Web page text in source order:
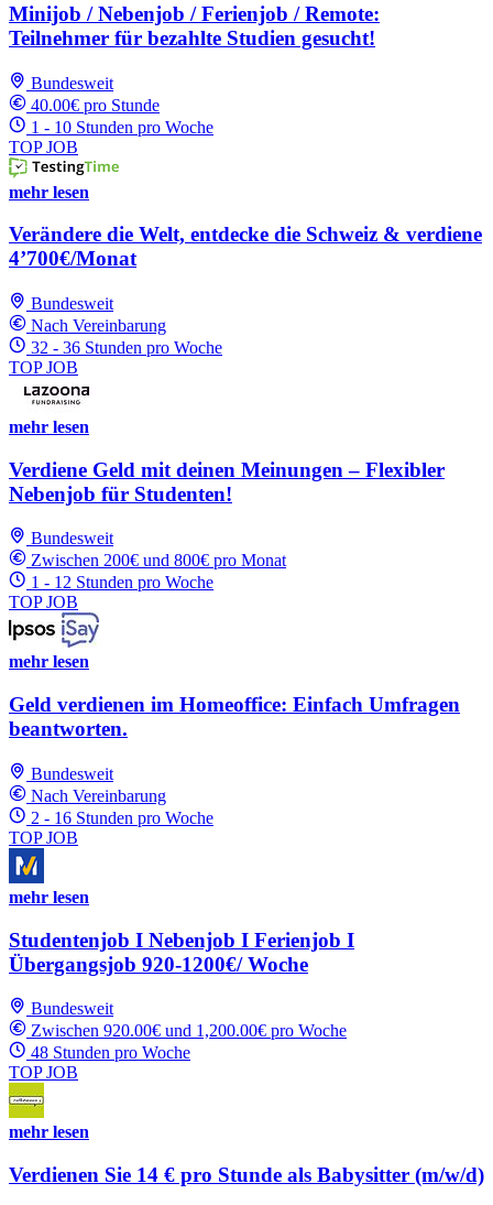
Minijob / Nebenjob / Ferienjob / Remote:
Teilnehmer für bezahlte Studien gesucht!
Bundesweit
40.00€ pro Stunde
1 - 10 Stunden pro Woche
TOP JOB
mehr lesen
Verändere die Welt, entdecke die Schweiz & verdiene
4’700€/Monat
Bundesweit
Nach Vereinbarung
32 - 36 Stunden pro Woche
TOP JOB
mehr lesen
Verdiene Geld mit deinen Meinungen – Flexibler
Nebenjob für Studenten!
Bundesweit
Zwischen 200€ und 800€ pro Monat
1 - 12 Stunden pro Woche
TOP JOB
mehr lesen
Geld verdienen im Homeoffice: Einfach Umfragen
beantworten.
Bundesweit
Nach Vereinbarung
2 - 16 Stunden pro Woche
TOP JOB
mehr lesen
Studentenjob I Nebenjob I Ferienjob I
Übergangsjob 920-1200€/ Woche
Bundesweit
Zwischen 920.00€ und 1,200.00€ pro Woche
48 Stunden pro Woche
TOP JOB
mehr lesen
Verdienen Sie 14 € pro Stunde als Babysitter (m/w/d)